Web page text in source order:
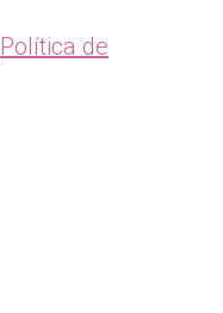
Política de